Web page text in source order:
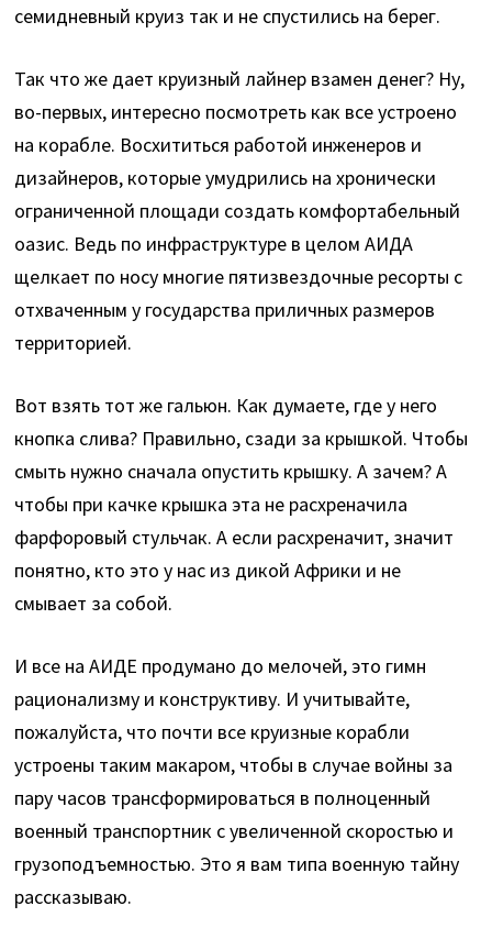
семидневный круиз так и не спустились на берег.
Так что же дает круизный лайнер взамен денег? Ну,
во-первых, интересно посмотреть как все устроено
на корабле. Восхититься работой инженеров и
дизайнеров, которые умудрились на хронически
ограниченной площади создать комфортабельный
оазис. Ведь по инфраструктуре в целом АИДА
щелкает по носу многие пятизвездочные ресорты с
отхваченным у государства приличных размеров
территорией.
Вот взять тот же гальюн. Как думаете, где у него
кнопка слива? Правильно, сзади за крышкой. Чтобы
смыть нужно сначала опустить крышку. А зачем? А
чтобы при качке крышка эта не расхреначила
фарфоровый стульчак. А если расхреначит, значит
понятно, кто это у нас из дикой Африки и не
смывает за собой.
И все на АИДЕ продумано до мелочей, это гимн
рационализму и конструктиву. И учитывайте,
пожалуйста, что почти все круизные корабли
устроены таким макаром, чтобы в случае войны за
пару часов трансформироваться в полноценный
военный транспортник с увеличенной скоростью и
грузоподъемностью. Это я вам типа военную тайну
рассказываю.